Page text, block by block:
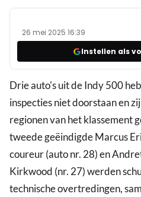
26 mei 2025 16:39
Instellen als
Drie auto's uit de Indy 500
inspecties niet doorstaan en
regionen van het klassement
tweede geëindigde Marcus
coureur (auto nr. 28) en
Kirkwood (nr. 27) werden
technische overtredingen,